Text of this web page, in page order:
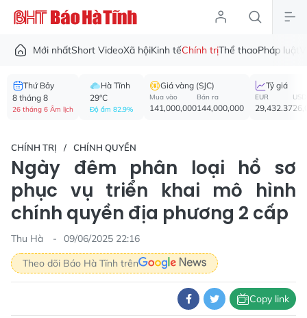
Mới nhấtShort VideoXã hộiKinh tếChính trịThể thaoPháp luật
Thứ Bảy
8 tháng 8
26 tháng 6 Âm lịch
Hà Tĩnh
29°C
Độ ẩm 82.9%
Giá vàng (SJC)
Mua vào
141,000,000
Bán ra
144,000,000
Tỷ giá
EUR
29,432.37
USD
CHÍNH TRỊ CHÍNH QUYỀN
Ngày đêm phân loại hồ sơ
phục vụ triển khai mô hình
chính quyền địa phương 2 cấp
Thu Hà
09/06/2025 22:16
Theo dõi Báo Hà Tĩnh trên
Copy link